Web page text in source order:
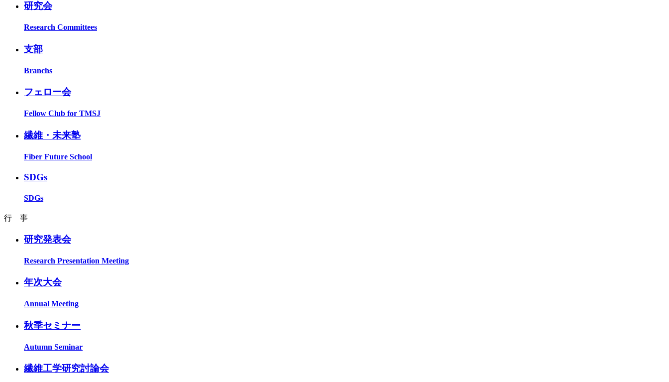
研究会
Research Committees
支部
Branchs
フェロー会
Fellow Club for TMSJ
繊維・未来塾
Fiber Future School
SDGs
SDGs
行 事
研究発表会
Research Presentation Meeting
年次大会
Annual Meeting
秋季セミナー
Autumn Seminar
繊維工学研究討論会